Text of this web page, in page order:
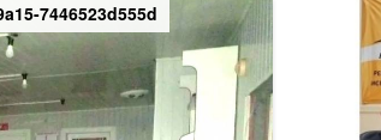
7446523d555d